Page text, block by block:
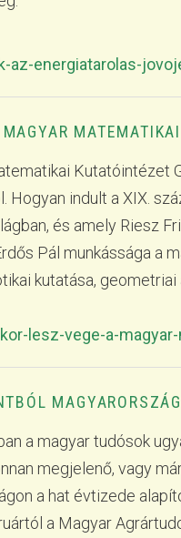
az-energiatarolas-
Kutatóintézet
indult a XIX.
és amely Riesz
Pál munkássága a
kutatása,
lesz-vege-a-
a magyar tudósok
megjelenő, vagy
a hat évtizede
a Magyar